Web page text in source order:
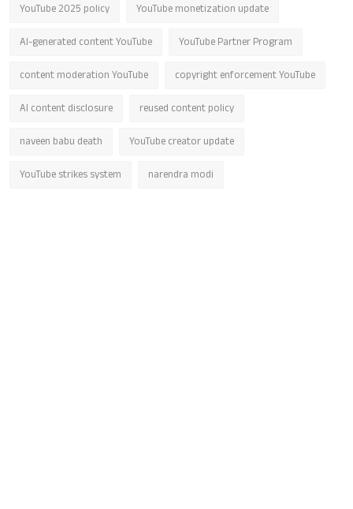
YouTube 2025 policy YouTube monetization update
AI-generated content YouTube YouTube Partner Program
content moderation YouTube copyright enforcement YouTube
AI content disclosure reused content policy
naveen babu death YouTube creator update
YouTube strikes system narendra modi